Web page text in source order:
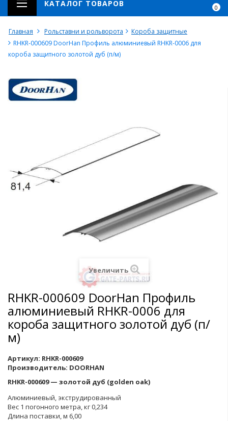
0
КАТАЛОГ ТОВАРОВ
Главная Рольставни и рольворота
Короба защитные
RHKR-000609 DoorHan Профиль алюминиевый RHKR-0006 для
короба защитного золотой дуб (п/м)
Увеличить
RHKR-000609 DoorHan Профиль
алюминиевый RHKR-0006 для
короба защитного золотой дуб (п/
м)
Артикул: RHKR-000609
Производитель: DOORHAN
RHKR-000609 — золотой дуб (golden oak)
Алюминиевый, экструдированный
Вес 1 погонного метра, кг 0,234
Длина поставки, м 6,00